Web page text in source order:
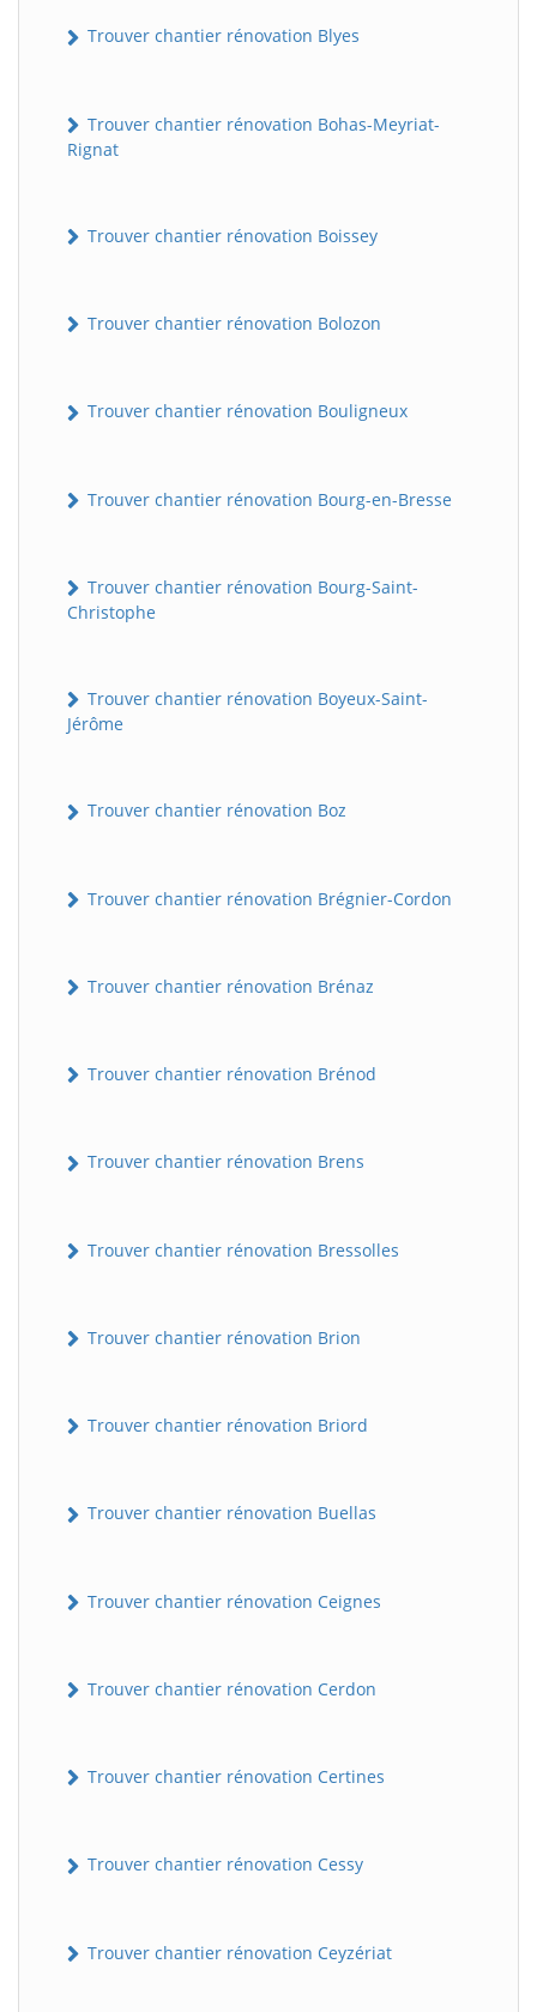
Trouver chantier rénovation Blyes
Trouver chantier rénovation Bohas-Meyriat-
Rignat
Trouver chantier rénovation Boissey
Trouver chantier rénovation Bolozon
Trouver chantier rénovation Bouligneux
Trouver chantier rénovation Bourg-en-Bresse
Trouver chantier rénovation Bourg-Saint-
Christophe
Trouver chantier rénovation Boyeux-Saint-
Jérôme
Trouver chantier rénovation Boz
Trouver chantier rénovation Brégnier-Cordon
Trouver chantier rénovation Brénaz
Trouver chantier rénovation Brénod
Trouver chantier rénovation Brens
Trouver chantier rénovation Bressolles
Trouver chantier rénovation Brion
Trouver chantier rénovation Briord
Trouver chantier rénovation Buellas
Trouver chantier rénovation Ceignes
Trouver chantier rénovation Cerdon
Trouver chantier rénovation Certines
Trouver chantier rénovation Cessy
Trouver chantier rénovation Ceyzériat